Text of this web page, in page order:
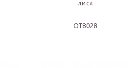
ЛИСА
OT8028